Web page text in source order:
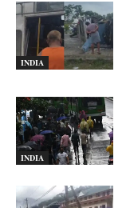
INDIA
INDIA